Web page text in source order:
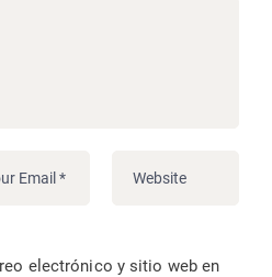
electrónico y sitio web en